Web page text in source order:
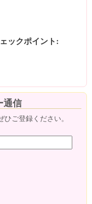
ックポイント:
通信
ご登録ください。